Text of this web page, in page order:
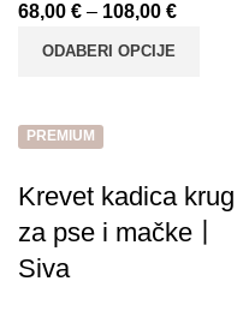
68,00 € – 108,00 €
ODABERI OPCIJE
PREMIUM
Krevet kadica krug
za pse i mačke丨
Siva